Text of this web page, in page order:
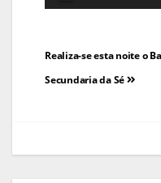
de
Navegação
de
Realiza-se esta noite o
Secundaria da Sé